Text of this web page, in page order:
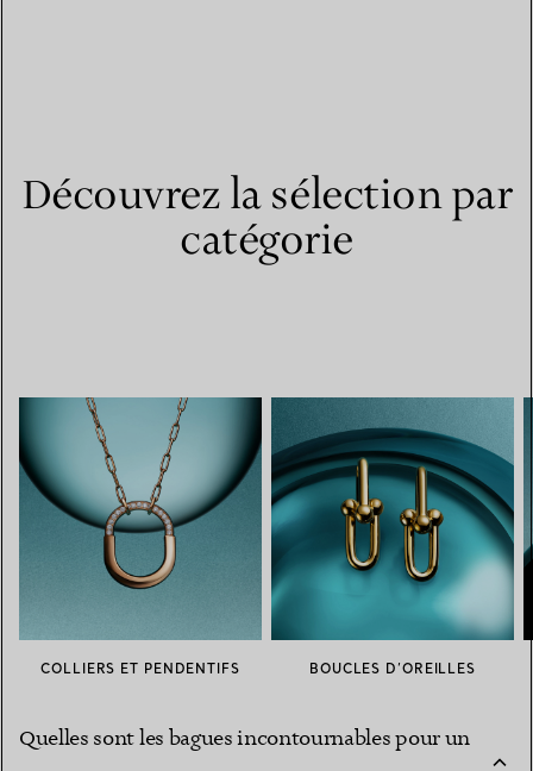
Découvrez la sélection par
catégorie
COLLIERS ET PENDENTIFS BOUCLES D’OREILLES
Quelles sont les bagues incontournables pour un